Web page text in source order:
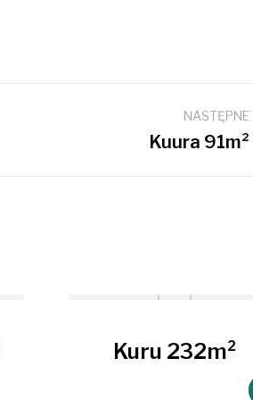
NASTĘPNE
Kuura 91m²
Kuru 232m²